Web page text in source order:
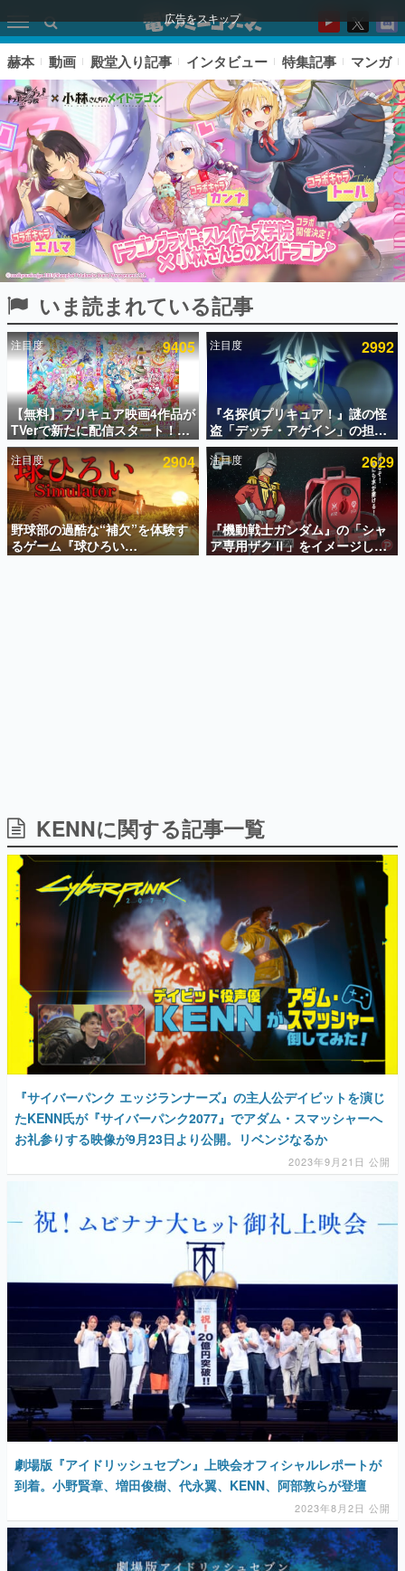
広告をスキップ
ピックアップ
電ファミのいま読まれている記事ランキング
アプリセール情報
インタビュー
連載・特集一覧
殿堂入り記事
SNS拡散数が数千以上！ ページビュー数万以上！ などな
ど。多くの人々に読まれた、電ファミ渾身の“殿堂入り”記
事をまとめました。
日本のコンテンツ産業やカルチャーに与えた影響を探る企
画です。
日本モバイルゲーム産業史
日本のモバイルゲーム史における主要なトピック・タイト
ルを網羅するほか、開発者へのインタビューや識者による
解説を掲載。約20年の歴史が一望できる決定版！
若ゲのいたり〜ゲームクリエイターの青春〜
『うつヌケ』『ペンと箸』等で知られるマンガ家・田中圭
一先生によるゲーム業界レポートマンガです。
なんでゲームは面白い？
ゲーム開発者・hamatsu氏がゲームの魅力を画面や操作の
具体的な形から解き明かしていく、硬派で骨太な評論連載
です。
「経験値」「裏技」「ラスボス」… ゲームにまつわる言葉
の起源や用法の変遷を、コンピューター文化史研究家・タ
イニーP氏が徹底調査。
カテゴリ
特集記事
女性向け
アプリレビュー
その他
電ファミニコゲーマーとは？
運営：株式会社マレ
赫本 動画 殿堂入り記事 インタビュー 特集記事 マンガ
いま読まれている記事
注目度 9405
【無料】プリキュア映画4作品が
TVerで新たに配信スタート！な
んと2018年～2024年の映画ほぼ
すべてが見放題に、ぶっちゃけ
ありえないラインナップ
注目度 2992
『名探偵プリキュア！』謎の怪
盗「デッチ・アゲイン」の担当
キャストは天﨑滉平さんと判
明。『Re:ゼロから始める異世
界生活』オットー役、『ヒプノ
シスマイク』山田三郎役など
注目度 2904
野球部の過酷な“補欠”を体験す
るゲーム『球ひろい
Simulator』が「1件」のウィッ
注目度 2629
『機動戦士ガンダム』の「シャ
ア専用ザクⅡ」をイメージした
散水ホースリールが予約開始。
KENNに関する記事一覧
『サイバーパンク エッジランナーズ』の主人公デイビットを演じ
たKENN氏が『サイバーパンク2077』でアダム・スマッシャーへ
お礼参りする映像が9月23日より公開。リベンジなるか
2023年9月21日 公開
劇場版『アイドリッシュセブン』上映会オフィシャルレポートが
到着。小野賢章、増田俊樹、代永翼、KENN、阿部敦らが登壇
2023年8月2日 公開